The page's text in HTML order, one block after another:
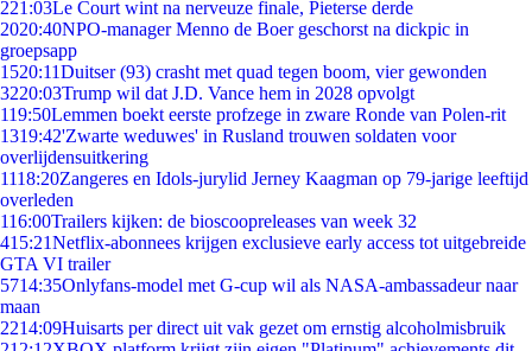
221:03Le Court wint na nerveuze finale, Pieterse derde
2020:40NPO-manager Menno de Boer geschorst na dickpic in
groepsapp
1520:11Duitser (93) crasht met quad tegen boom, vier gewonden
3220:03Trump wil dat J.D. Vance hem in 2028 opvolgt
119:50Lemmen boekt eerste profzege in zware Ronde van Polen-rit
1319:42'Zwarte weduwes' in Rusland trouwen soldaten voor
overlijdensuitkering
1118:20Zangeres en Idols-jurylid Jerney Kaagman op 79-jarige leeftijd
overleden
116:00Trailers kijken: de bioscoopreleases van week 32
415:21Netflix-abonnees krijgen exclusieve early access tot uitgebreide
GTA VI trailer
5714:35Onlyfans-model met G-cup wil als NASA-ambassadeur naar
maan
2214:09Huisarts per direct uit vak gezet om ernstig alcoholmisbruik